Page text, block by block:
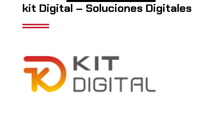
kit Digital – Soluciones Digitales